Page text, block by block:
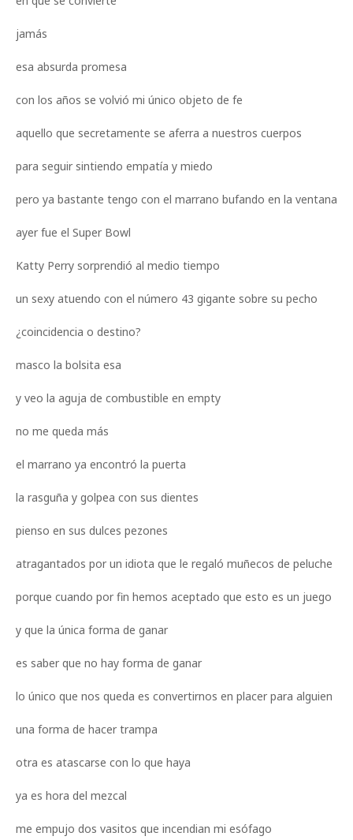
jamás
esa absurda promesa
con los años se volvió mi único objeto de fe
aquello que secretamente se aferra a nuestros cuerpos
para seguir sintiendo empatía y miedo
pero ya bastante tengo con el marrano bufando en la ventana
ayer fue el Super Bowl
Katty Perry sorprendió al medio tiempo
un sexy atuendo con el número 43 gigante sobre su pecho
¿coincidencia o destino?
masco la bolsita esa
y veo la aguja de combustible en empty
no me queda más
el marrano ya encontró la puerta
la rasguña y golpea con sus dientes
pienso en sus dulces pezones
atragantados por un idiota que le regaló muñecos de peluche
porque cuando por fin hemos aceptado que esto es un juego
y que la única forma de ganar
es saber que no hay forma de ganar
lo único que nos queda es convertirnos en placer para alguien
una forma de hacer trampa
otra es atascarse con lo que haya
ya es hora del mezcal
me empujo dos vasitos que incendian mi esófago